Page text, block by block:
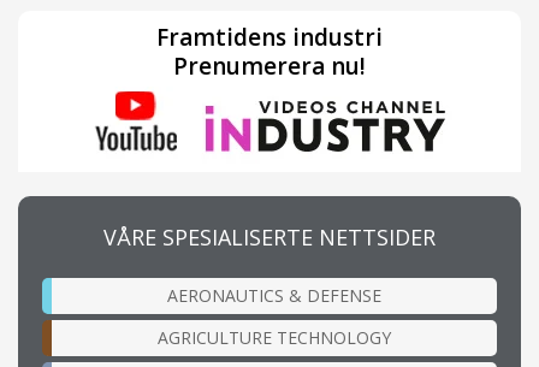
Framtidens industri
Prenumerera nu!
VÅRE SPESIALISERTE NETTSIDER
AERONAUTICS & DEFENSE
AGRICULTURE TECHNOLOGY